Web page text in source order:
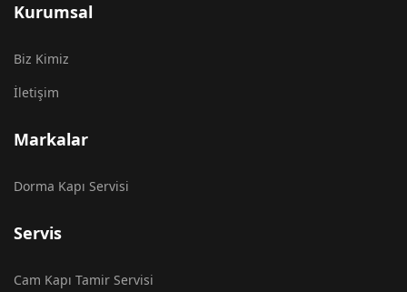
Kurumsal
Biz Kimiz
İletişim
Markalar
Dorma Kapı Servisi
Servis
Cam Kapı Tamir Servisi